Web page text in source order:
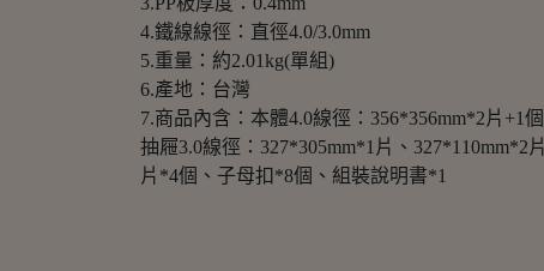
4.鐵線線徑：直徑4.0/3.0mm
5.重量：約2.01kg(單組)
6.產地：台灣
7.商品內含：本體4.0線徑：356*356mm*2片+1
抽屜3.0線徑：327*305mm*1片、
片*4個、子母扣*8個、組裝說明書*1